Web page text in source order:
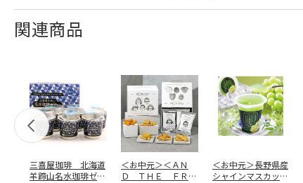
関連商品
三喜屋珈琲 北海道
羊蹄山名水珈琲ゼリ
＜お中元＞＜ＡＮ
Ｄ ＴＨＥ ＦＲＩ
＜お中元＞長野県産
シャインマスカット